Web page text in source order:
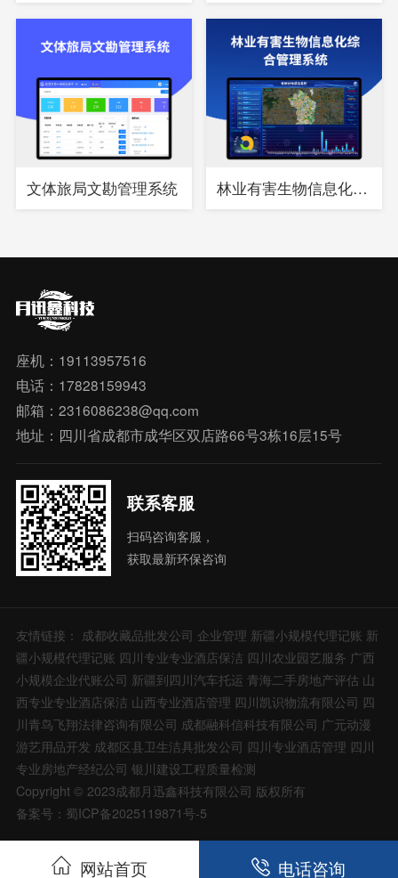
文体旅局文勘管理系统 林业有害生物信息化综合管理系统
座机：19113957516
电话：17828159943
邮箱：2316086238@qq.com
地址：四川省成都市成华区双店路66号3栋16层15号
联系客服
扫码咨询客服，
获取最新环保咨询
友情链接： 成都收藏品批发公司 企业管理 新疆小规模代理记账 新
疆小规模代理记账 四川专业专业酒店保洁 四川农业园艺服务 广西
小规模企业代账公司 新疆到四川汽车托运 青海二手房地产评估 山
西专业专业酒店保洁 山西专业酒店管理 四川凯识物流有限公司 四
川青鸟飞翔法律咨询有限公司 成都融科信科技有限公司 广元动漫
游艺用品开发 成都区县卫生洁具批发公司 四川专业酒店管理 四川
专业房地产经纪公司 银川建设工程质量检测
Copyright © 2023成都月迅鑫科技有限公司 版权所有
备案号：蜀ICP备2025119871号-5
网站首页 电话咨询